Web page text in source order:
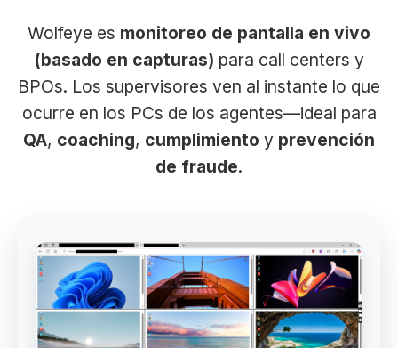
Wolfeye es monitoreo de pantalla en vivo
(basado en capturas) para call centers y
BPOs. Los supervisores ven al instante lo que
ocurre en los PCs de los agentes—ideal para
QA, coaching, cumplimiento y prevención
de fraude.